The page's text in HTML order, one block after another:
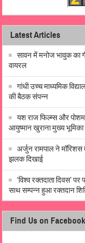
Latest Articles
सावन में मनोज भावुक का
वायरल
गांधी उच्च माध्यमिक
की बैठक संपन्न
यश राज फिल्म्स और पोशम
आयुष्मान खुराना मुख्य भूमिका
अर्जुन रामपाल ने
झलक दिखाई
‘विश्व रक्तदाता
साथ सम्पन्न हुआ रक्तदान
Find Us on Facebook